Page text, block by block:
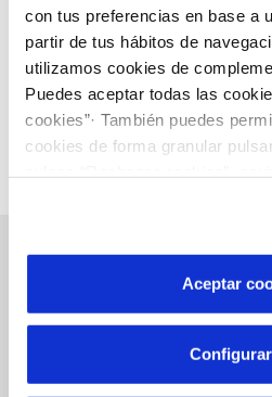
con tus preferencias en base a
partir de tus hábitos de
utilizamos cookies de
Puedes aceptar todas las
cookies”· También puedes
cookies de forma granular
son indispensables para que el
por tanto no se pueden
más información en nuestra
Aceptar
Configurar
Anterior
Gestiones Online
FACTURAS, PAGOS Y CONSUMOS